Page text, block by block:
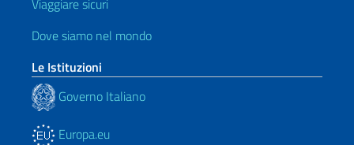
Viaggiare sicuri
Dove siamo nel mondo
Le Istituzioni
Governo Italiano
Europa.eu